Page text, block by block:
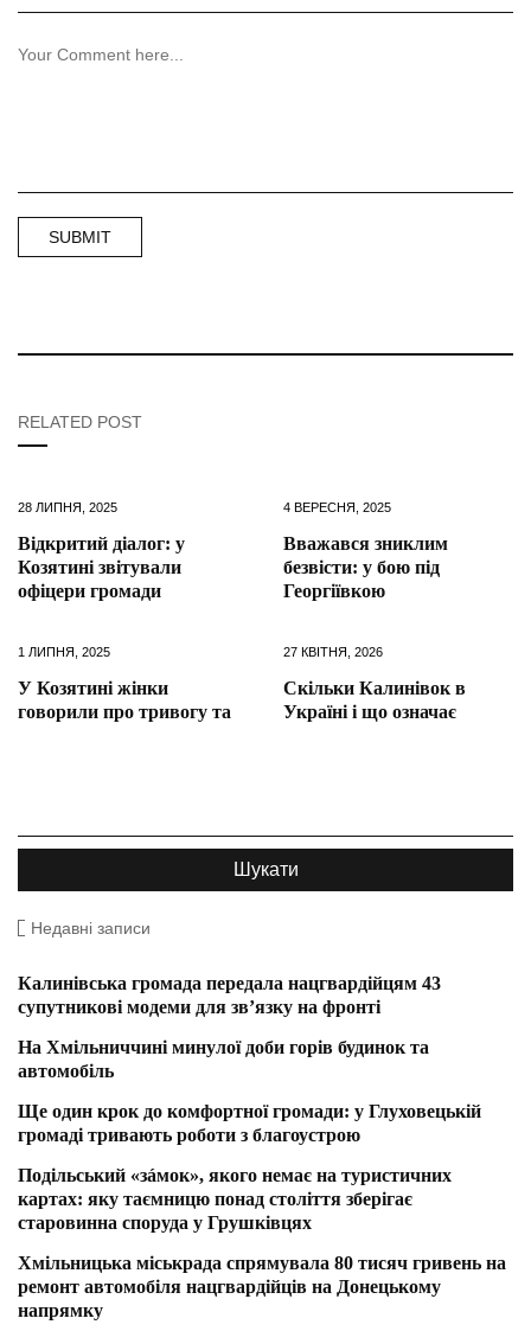
RELATED POST
28 ЛИПНЯ, 2025
Відкритий діалог: у
Козятині звітували
офіцери громади
4 ВЕРЕСНЯ, 2025
Вважався зниклим
безвісти: у бою під
Георгіївкою
1 ЛИПНЯ, 2025
У Козятині жінки
говорили про тривогу та
27 КВІТНЯ, 2026
Скільки Калинівок в
Україні і що означає
Недавні записи
Калинівська громада передала нацгвардійцям 43
супутникові модеми для зв’язку на фронті
На Хмільниччині минулої доби горів будинок та
автомобіль
Ще один крок до комфортної громади: у Глуховецькій
громаді тривають роботи з благоустрою
Подільський «зáмок», якого немає на туристичних
картах: яку таємницю понад століття зберігає
старовинна споруда у Грушківцях
Хмільницька міськрада спрямувала 80 тисяч гривень на
ремонт автомобіля нацгвардійців на Донецькому
напрямку